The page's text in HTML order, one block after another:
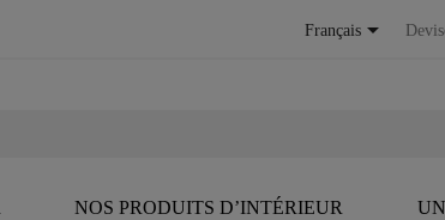
Français
NOS PRODUITS D’INTÉRIEUR